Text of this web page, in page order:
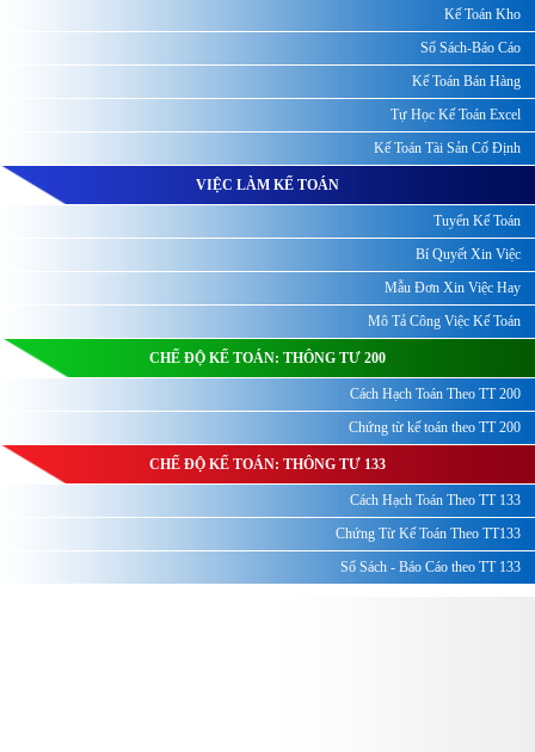
Kế Toán Kho
Sổ Sách-Báo Cáo
Kế Toán Bán Hàng
Tự Học Kế Toán Excel
Kế Toán Tài Sản Cố Định
VIỆC LÀM KẾ TOÁN
Tuyển Kế Toán
Bí Quyết Xin Việc
Mẫu Đơn Xin Việc Hay
Mô Tả Công Việc Kế Toán
CHẾ ĐỘ KẾ TOÁN: THÔNG TƯ 200
Cách Hạch Toán Theo TT 200
Chứng từ kế toán theo TT 200
CHẾ ĐỘ KẾ TOÁN: THÔNG TƯ 133
Cách Hạch Toán Theo TT 133
Chứng Từ Kế Toán Theo TT133
Sổ Sách - Báo Cáo theo TT 133